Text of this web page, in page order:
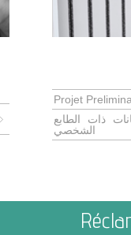
Projet
ذات الطابع
الشخصي